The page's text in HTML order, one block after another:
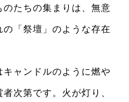
たちの集まりは、無意
「祭壇」のような存在
キャンドルのように燃や
次第です。火が灯り、